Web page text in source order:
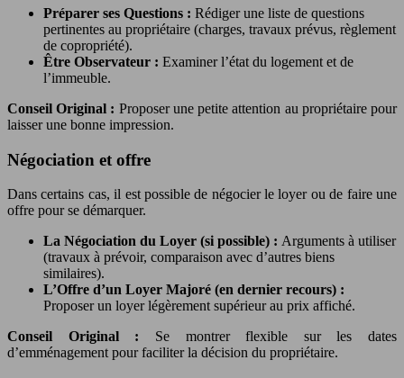
Préparer ses Questions : Rédiger une liste de questions
pertinentes au propriétaire (charges, travaux prévus, règlement
de copropriété).
Être Observateur : Examiner l’état du logement et de
l’immeuble.
Conseil Original : Proposer une petite attention au propriétaire pour
laisser une bonne impression.
Négociation et offre
Dans certains cas, il est possible de négocier le loyer ou de faire une
offre pour se démarquer.
La Négociation du Loyer (si possible) : Arguments à utiliser
(travaux à prévoir, comparaison avec d’autres biens
similaires).
L’Offre d’un Loyer Majoré (en dernier recours) :
Proposer un loyer légèrement supérieur au prix affiché.
Conseil Original : Se montrer flexible sur les dates
d’emménagement pour faciliter la décision du propriétaire.